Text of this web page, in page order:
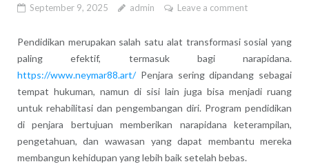
September 9, 2025 admin Leave a comment
Pendidikan merupakan salah satu alat transformasi sosial yang
paling efektif, termasuk bagi narapidana.
https://www.neymar88.art/Penjara sering dipandang sebagai
tempat hukuman, namun di sisi lain juga bisa menjadi ruang
untuk rehabilitasi dan pengembangan diri. Program pendidikan
di penjara bertujuan memberikan narapidana keterampilan,
pengetahuan, dan wawasan yang dapat membantu mereka
membangun kehidupan yang lebih baik setelah bebas.